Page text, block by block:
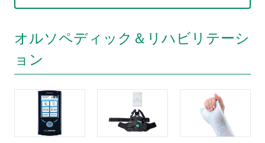
オルソペディック＆リハビリテーシ
ョン